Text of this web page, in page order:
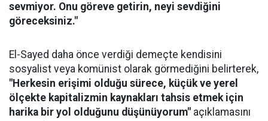
sevmiyor. Onu göreve getirin, neyi sevdiğini
göreceksiniz."
El-Sayed daha önce verdiği demeçte kendisini
sosyalist veya komünist olarak görmediğini belirterek,
"Herkesin erişimi olduğu sürece, küçük ve yerel
ölçekte kapitalizmin kaynakları tahsis etmek için
harika bir yol olduğunu düşünüyorum" açıklamasını